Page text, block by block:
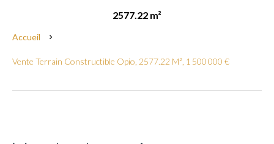
2577.22 m²
Accueil
Vente Terrain Constructible Opio, 2577.22 M², 1 500 000 €